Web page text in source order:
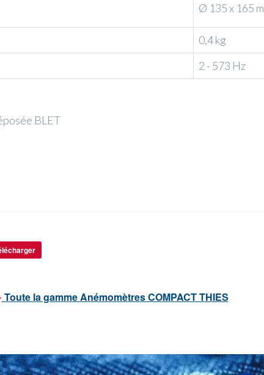
Ø 135 x 165
0,4 kg
2 - 573 Hz
BLET
Toute la gamme Anémomètres COMPACT THIES